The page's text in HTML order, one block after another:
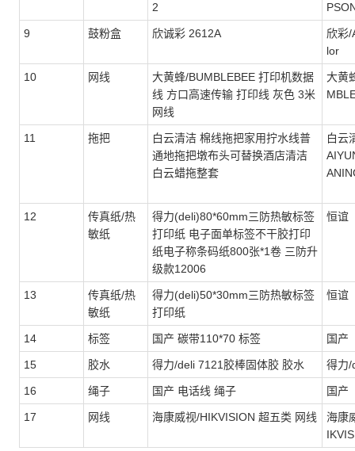
2
9 鼓粉盒 欣诚彩 2612A
欣彩/
lor
10 网线
大黄蜂/BUMBLEBEE 打印机数据
线 方口高速传输 打印线 灰色 3米
网线
大黄
11 拖把
白云清洁 棉线拖把家用拧水线普
通地拖把墩布头可替换酒店清洁
白云蜡拖整套
白云
12
传真纸/热
敏纸
得力(deli)80*60mm三防热敏标签
打印纸 电子面单标签不干胶打印
纸电子称条码纸800张*1卷 三防升
级款12006
恒谊
13
传真纸/热
敏纸
得力(deli)50*30mm三防热敏标签
打印纸
恒谊
14 标签 国产 碳带110*70 标签 国产
15 胶水 得力/deli 7121胶棒固体胶 胶水 得力/
16 绳子 国产 电话线 绳子 国产
17 网线 海康威视/HIKVISION 超五类 网线
海康